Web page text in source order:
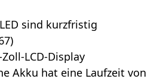
sind kurzfristig
LCD-Display
Akku hat eine Laufzeit von